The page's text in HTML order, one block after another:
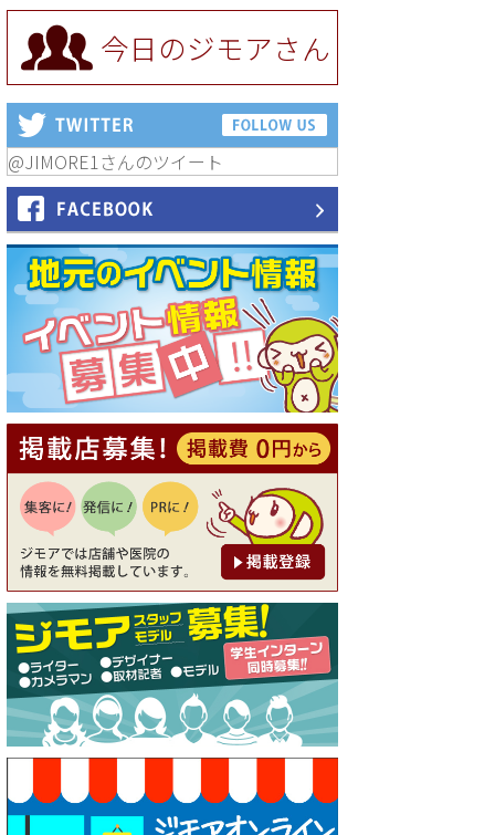
り全品5％OFF（ナチュラル＆
ハンドメイドショップ［マキ
マキ］）
[有効期限]2026年9月30日まで
【ジモア限定①】初回割引 特
価 VIO脱毛11,000円⇒8,800円
（メンズ専門ワックス脱毛サ
ロン Mickle（ミックル））
【ジモア読者特典2】コース 3,
500円→3,000円（料理5品+2
時間飲み放題）（創作イタリ
アン Pia Cuore（ピアクオー
レ））
[有効期限]2026年9月30日
【ジモア読者特典1】料理全品
20％OFF ※18時以降（創作イ
タリアン Pia Cuore（ピアクオ
ーレ））
[有効期限]2026年9月30日
【ジモア限定②】初回割引 特
価 鼻毛脱毛 半額 2,200円⇒1,1
00円（メンズ専門ワックス脱
毛サロン Mickle（ミック
ル））
[有効期限]2026年9月30日
【ジモア限定特典①】まつ毛
カール 3,850円→ 2,750円（Pr
emiere（プルミエール））
[有効期限]2026年9月30日
焼き餃子 一皿サービス（餃子
酒場たっちゃん 西早稲田
店）
[有効期限]2026年9月30日
今日のジモアさん
@JIMORE1さんのツイート